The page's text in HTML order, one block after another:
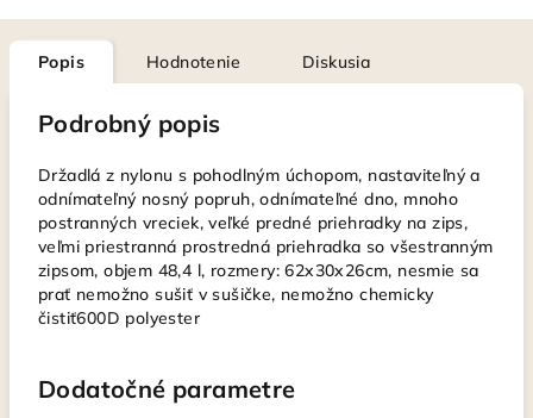
Popis Hodnotenie Diskusia
Podrobný popis
Držadlá z nylonu s pohodlným úchopom, nastaviteľný a
odnímateľný nosný popruh, odnímateľné dno, mnoho
postranných vreciek, veľké predné priehradky na zips,
veľmi priestranná prostredná priehradka so všestranným
zipsom, objem 48,4 l, rozmery: 62x30x26cm, nesmie sa
prať nemožno sušiť v sušičke, nemožno chemicky
čistiť600D polyester
Dodatočné parametre